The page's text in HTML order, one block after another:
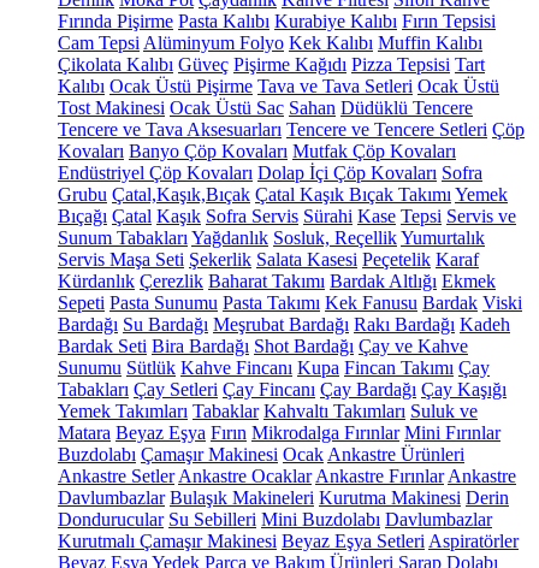
Fırında Pişirme Pasta Kalıbı Kurabiye Kalıbı Fırın Tepsisi
Cam Tepsi Alüminyum Folyo Kek Kalıbı Muffin Kalıbı
Çikolata Kalıbı Güveç Pişirme Kağıdı Pizza Tepsisi Tart
Kalıbı Ocak Üstü Pişirme Tava ve Tava Setleri Ocak Üstü
Tost Makinesi Ocak Üstü Sac Sahan Düdüklü Tencere
Tencere ve Tava Aksesuarları Tencere ve Tencere Setleri Çöp
Kovaları Banyo Çöp Kovaları Mutfak Çöp Kovaları
Endüstriyel Çöp Kovaları Dolap İçi Çöp Kovaları Sofra
Grubu Çatal,Kaşık,Bıçak Çatal Kaşık Bıçak Takımı Yemek
Bıçağı Çatal Kaşık Sofra Servis Sürahi Kase Tepsi Servis ve
Sunum Tabakları Yağdanlık Sosluk, ReçellikYumurtalık
Servis Maşa Seti Şekerlik Salata Kasesi Peçetelik Karaf
Kürdanlık Çerezlik Baharat Takımı Bardak Altlığı Ekmek
Sepeti Pasta Sunumu Pasta Takımı Kek Fanusu Bardak Viski
Bardağı Su Bardağı Meşrubat Bardağı Rakı Bardağı Kadeh
Bardak Seti Bira Bardağı Shot Bardağı Çay ve Kahve
Sunumu Sütlük Kahve Fincanı Kupa Fincan Takımı Çay
Tabakları Çay Setleri Çay Fincanı Çay Bardağı Çay Kaşığı
Yemek Takımları Tabaklar Kahvaltı Takımları Suluk ve
Matara Beyaz Eşya Fırın Mikrodalga Fırınlar Mini Fırınlar
Buzdolabı Çamaşır Makinesi Ocak Ankastre Ürünleri
Ankastre Setler Ankastre Ocaklar Ankastre Fırınlar Ankastre
Davlumbazlar Bulaşık Makineleri Kurutma Makinesi Derin
Dondurucular Su Sebilleri Mini Buzdolabı Davlumbazlar
Kurutmalı Çamaşır Makinesi Beyaz Eşya Setleri Aspiratörler
Beyaz Eşya Yedek Parça ve Bakım Ürünleri Şarap Dolabı